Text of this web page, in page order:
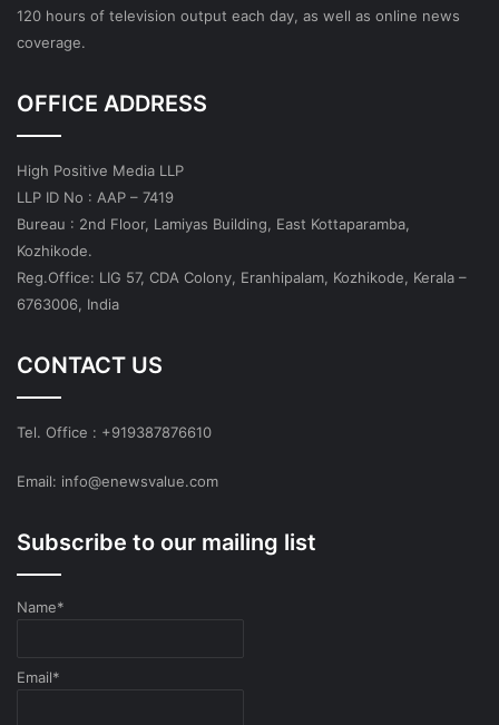
120 hours of television output each day, as well as online news
coverage.
OFFICE ADDRESS
High Positive Media LLP
LLP ID No : AAP – 7419
Bureau : 2nd Floor, Lamiyas Building, East Kottaparamba,
Kozhikode.
Reg.Office: LIG 57, CDA Colony, Eranhipalam, Kozhikode, Kerala –
6763006, India
CONTACT US
Tel. Office : +919387876610
Email: info@enewsvalue.com
Subscribe to our mailing list
Name*
Email*